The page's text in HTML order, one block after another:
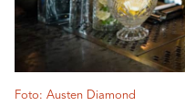
Foto: Austen Diamond